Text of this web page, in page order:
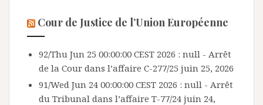
Cour de Justice de l’Union Européenne
92/Thu Jun 25 00:00:00 CEST 2026 : null - Arrêt
de la Cour dans l’affaire C-277/25 juin 25, 2026
91/Wed Jun 24 00:00:00 CEST 2026 : null - Arrêt
du Tribunal dans l’affaire T-77/24 juin 24,